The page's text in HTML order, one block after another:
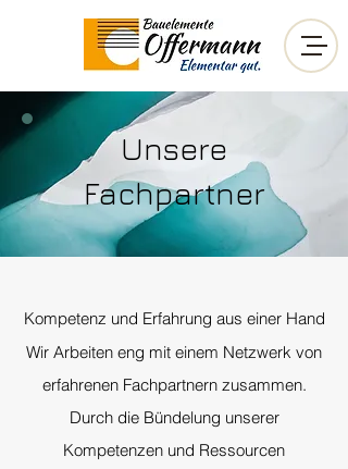
Unsere
Fachpartner
Kompetenz und Erfahrung aus einer Hand
Wir Arbeiten eng mit einem Netzwerk von
erfahrenen Fachpartnern zusammen.
Durch die Bündelung unserer
Kompetenzen und Ressourcen